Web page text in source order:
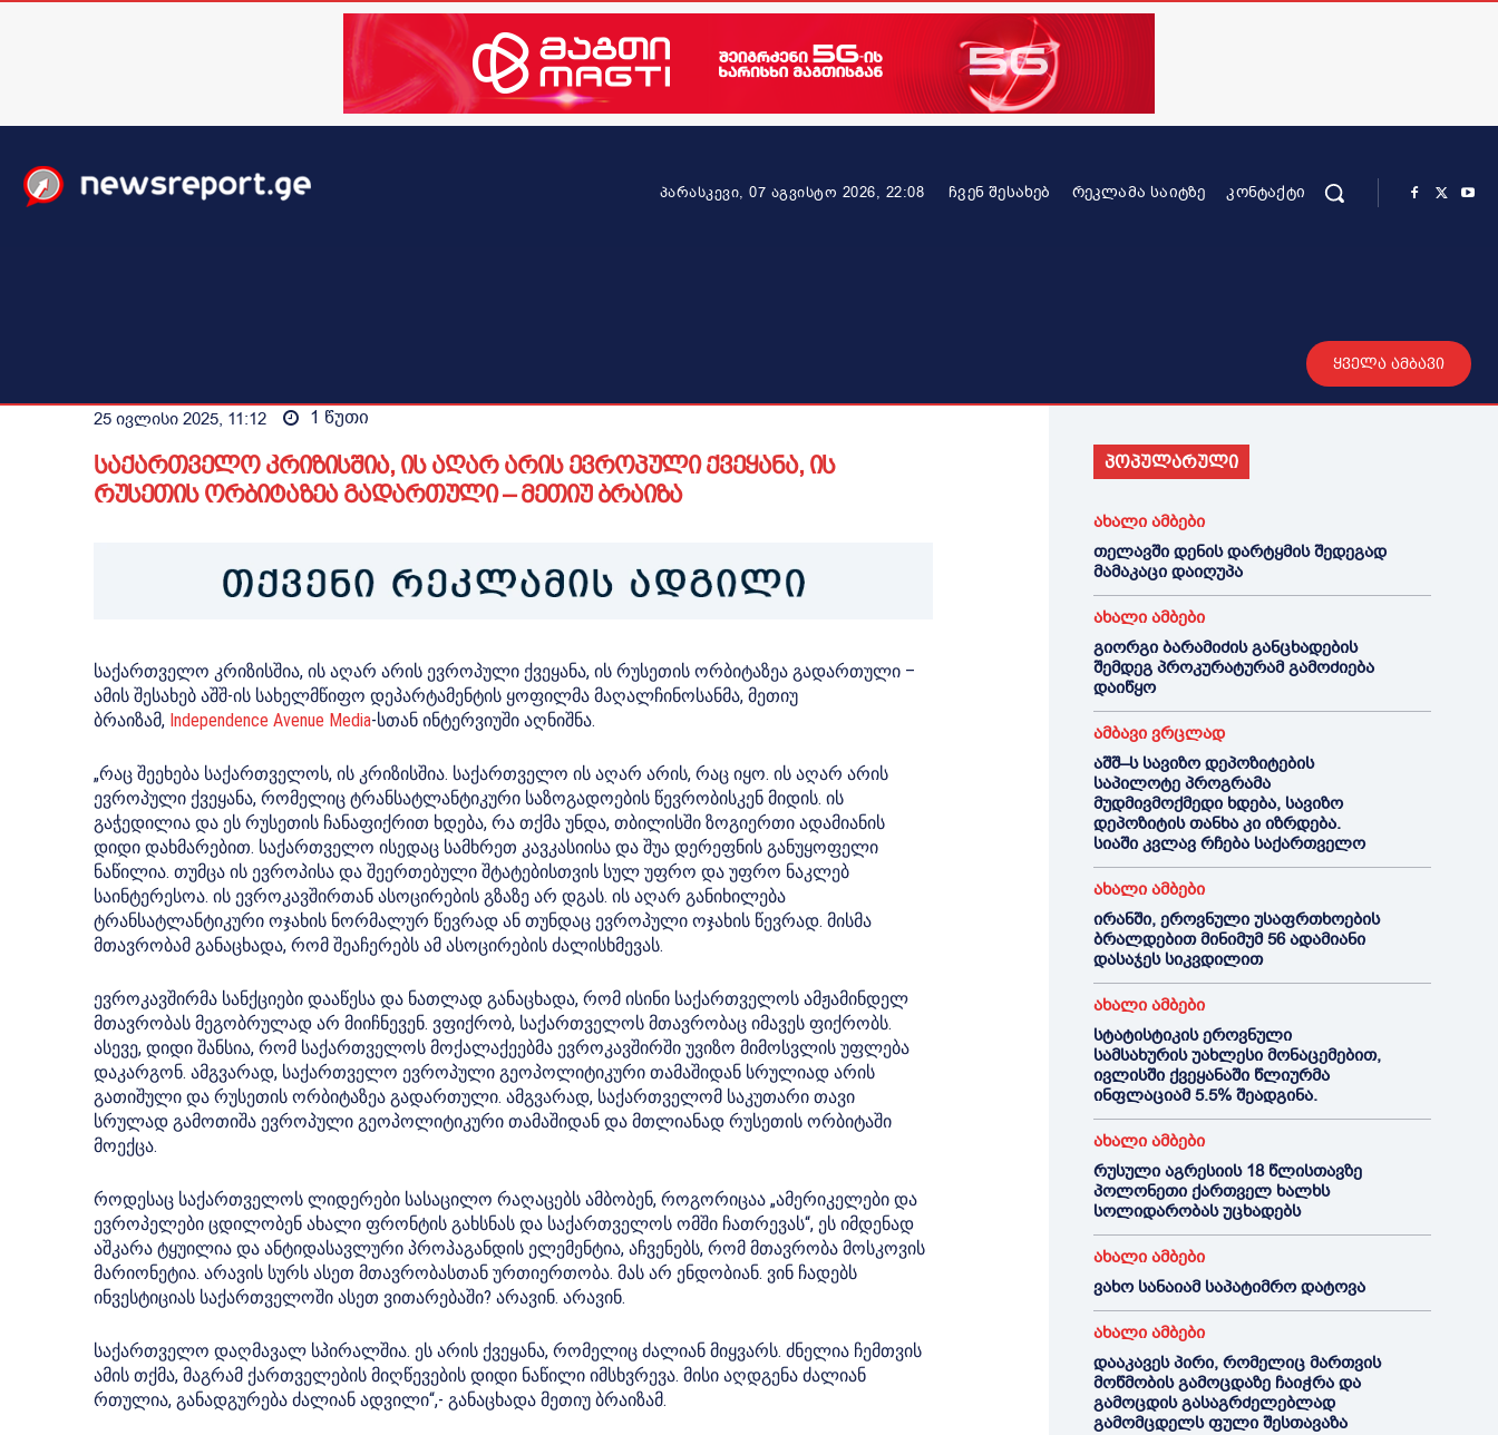
პარასკევი, 07 აგვისტო 2026, 22:08 ᲩᲕᲔᲜ ᲨᲔᲡᲐᲮᲔᲑ ᲠᲔᲙᲚᲐᲛᲐ ᲡᲐᲘᲢᲖᲔ ᲙᲝᲜᲢᲐᲥᲢᲘ
ყველა ამბავი
25 ივლისი 2025, 11:12 1 წუთი
საქართველო კრიზისშია, ის აღარ არის ევროპული ქვეყანა, ის
რუსეთის ორბიტაზეა გადართული – მეთიუ ბრაიზა
საქართველო კრიზისშია, ის აღარ არის ევროპული ქვეყანა, ის რუსეთის ორბიტაზეა გადართული –
ამის შესახებ აშშ-ის სახელმწიფო დეპარტამენტის ყოფილმა მაღალჩინოსანმა, მეთიუ
ბრაიზამ, Independence Avenue Media-სთან ინტერვიუში აღნიშნა.
„რაც შეეხება საქართველოს, ის კრიზისშია. საქართველო ის აღარ არის, რაც იყო. ის აღარ არის
ევროპული ქვეყანა, რომელიც ტრანსატლანტიკური საზოგადოების წევრობისკენ მიდის. ის
გაჭედილია და ეს რუსეთის ჩანაფიქრით ხდება, რა თქმა უნდა, თბილისში ზოგიერთი ადამიანის
დიდი დახმარებით. საქართველო ისედაც სამხრეთ კავკასიისა და შუა დერეფნის განუყოფელი
ნაწილია. თუმცა ის ევროპისა და შეერთებული შტატებისთვის სულ უფრო და უფრო ნაკლებ
საინტერესოა. ის ევროკავშირთან ასოცირების გზაზე არ დგას. ის აღარ განიხილება
ტრანსატლანტიკური ოჯახის ნორმალურ წევრად ან თუნდაც ევროპული ოჯახის წევრად. მისმა
მთავრობამ განაცხადა, რომ შეაჩერებს ამ ასოცირების ძალისხმევას.
ევროკავშირმა სანქციები დააწესა და ნათლად განაცხადა, რომ ისინი საქართველოს ამჟამინდელ
მთავრობას მეგობრულად არ მიიჩნევენ. ვფიქრობ, საქართველოს მთავრობაც იმავეს ფიქრობს.
ასევე, დიდი შანსია, რომ საქართველოს მოქალაქეებმა ევროკავშირში უვიზო მიმოსვლის უფლება
დაკარგონ. ამგვარად, საქართველო ევროპული გეოპოლიტიკური თამაშიდან სრულიად არის
გათიშული და რუსეთის ორბიტაზეა გადართული. ამგვარად, საქართველომ საკუთარი თავი
სრულად გამოთიშა ევროპული გეოპოლიტიკური თამაშიდან და მთლიანად რუსეთის ორბიტაში
მოექცა.
როდესაც საქართველოს ლიდერები სასაცილო რაღაცებს ამბობენ, როგორიცაა „ამერიკელები და
ევროპელები ცდილობენ ახალი ფრონტის გახსნას და საქართველოს ომში ჩათრევას“, ეს იმდენად
აშკარა ტყუილია და ანტიდასავლური პროპაგანდის ელემენტია, აჩვენებს, რომ მთავრობა მოსკოვის
მარიონეტია. არავის სურს ასეთ მთავრობასთან ურთიერთობა. მას არ ენდობიან. ვინ ჩადებს
ინვესტიციას საქართველოში ასეთ ვითარებაში? არავინ. არავინ.
საქართველო დაღმავალ სპირალშია. ეს არის ქვეყანა, რომელიც ძალიან მიყვარს. ძნელია ჩემთვის
ამის თქმა, მაგრამ ქართველების მიღწევების დიდი ნაწილი იმსხვრევა. მისი აღდგენა ძალიან
რთულია, განადგურება ძალიან ადვილი“,- განაცხადა მეთიუ ბრაიზამ.
პოპულარული
ახალი ამბები
თელავში დენის დარტყმის შედეგად
მამაკაცი დაიღუპა
ახალი ამბები
გიორგი ბარამიძის განცხადების
შემდეგ პროკურატურამ გამოძიება
დაიწყო
ამბავი ვრცლად
აშშ–ს სავიზო დეპოზიტების
საპილოტე პროგრამა
მუდმივმოქმედი ხდება, სავიზო
დეპოზიტის თანხა კი იზრდება.
სიაში კვლავ რჩება საქართველო
ახალი ამბები
ირანში, ეროვნული უსაფრთხოების
ბრალდებით მინიმუმ 56 ადამიანი
დასაჯეს სიკვდილით
ახალი ამბები
სტატისტიკის ეროვნული
სამსახურის უახლესი მონაცემებით,
ივლისში ქვეყანაში წლიურმა
ინფლაციამ 5.5% შეადგინა.
ახალი ამბები
რუსული აგრესიის 18 წლისთავზე
პოლონეთი ქართველ ხალხს
სოლიდარობას უცხადებს
ახალი ამბები
ვახო სანაიამ საპატიმრო დატოვა
ახალი ამბები
დააკავეს პირი, რომელიც მართვის
მოწმობის გამოცდაზე ჩაიჭრა და
გამოცდის გასაგრძელებლად
გამომცდელს ფული შესთავაზა